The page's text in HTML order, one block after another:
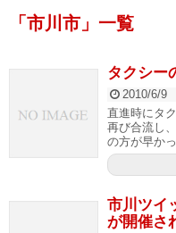
「 市川市 」 一覧
タクシー
2010/6/9
直進時にタ
再び合流し
の方が早か
市川ツイ
が開催さ